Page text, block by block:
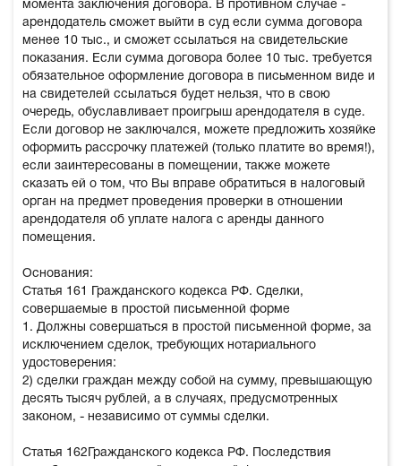
момента заключения договора. В противном случае -
арендодатель сможет выйти в суд если сумма договора
менее 10 тыс., и сможет ссылаться на свидетельские
показания. Если сумма договора более 10 тыс. требуется
обязательное оформление договора в письменном виде и
на свидетелей ссылаться будет нельзя, что в свою
очередь, обуславливает проигрыш арендодателя в суде.
Если договор не заключался, можете предложить хозяйке
оформить рассрочку платежей (только платите во время!),
если заинтересованы в помещении, также можете
сказать ей о том, что Вы вправе обратиться в налоговый
орган на предмет проведения проверки в отношении
арендодателя об уплате налога с аренды данного
помещения.
Основания:
Статья 161 Гражданского кодекса РФ. Сделки,
совершаемые в простой письменной форме
1. Должны совершаться в простой письменной форме, за
исключением сделок, требующих нотариального
удостоверения:
2) сделки граждан между собой на сумму, превышающую
десять тысяч рублей, а в случаях, предусмотренных
законом, - независимо от суммы сделки.
Статья 162Гражданского кодекса РФ. Последствия